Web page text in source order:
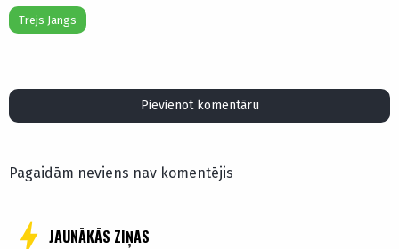
Trejs Jangs
Pievienot komentāru
Pagaidām neviens nav komentējis
JAUNĀKĀS ZIŅAS